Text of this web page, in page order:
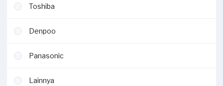
Toshiba
Denpoo
Panasonic
Lainnya